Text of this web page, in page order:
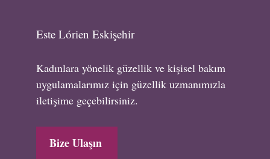
Este Lórien Eskişehir
Kadınlara yönelik güzellik ve kişisel bakım
uygulamalarımız için güzellik uzmanımızla
iletişime geçebilirsiniz.
Bize Ulaşın